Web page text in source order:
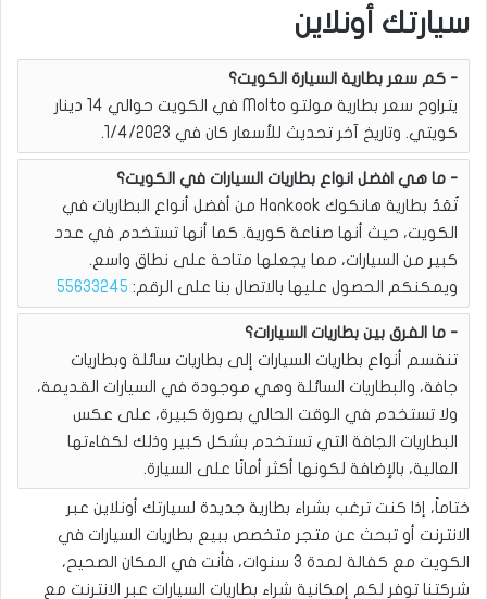
سيارتك أونلاين
كم سعر بطارية السيارة الكويت؟
يتراوح سعر بطارية مولتو Molto في الكويت حوالي 14 دينار
كويتي. وتاريخ آخر تحديث للأسعار كان في 1/4/2023.
ما هي افضل انواع بطاريات السيارات في الكويت؟
تُعَدُ بطارية هانكوك Hankook من أفضل أنواع البطاريات في
الكويت، حيث أنها صناعة كورية. كما أنها تستخدم في عدد
كبير من السيارات، مما يجعلها متاحة على نطاق واسع.
ويمكنكم الحصول عليها بالاتصال بنا على الرقم: 55633245
ما الفرق بين بطاريات السيارات؟
تنقسم أنواع بطاريات السيارات إلى بطاريات سائلة وبطاريات
جافة، والبطاريات السائلة وهي موجودة في السيارات القديمة،
ولا تستخدم في الوقت الحالي بصورة كبيرة، على عكس
البطاريات الجافة التي تستخدم بشكل كبير وذلك لكفاءتها
العالية، بالإضافة لكونها أكثر أمانًا على السيارة.
ختاماً، إذا كنت ترغب بشراء بطارية جديدة لسيارتك أونلاين عبر
الانترنت أو تبحث عن متجر متخصص ببيع بطاريات السيارات في
الكويت مع كفالة لمدة 3 سنوات، فأنت في المكان الصحيح،
شركتنا توفر لكم إمكانية شراء بطاريات السيارات عبر الانترنت مع